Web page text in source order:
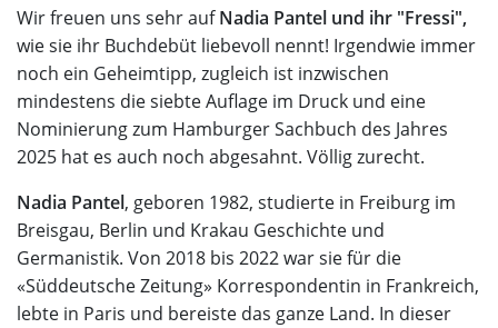
Wir freuen uns sehr aufNadia Pantel und ihr "Fressi",
wie sie ihr Buchdebüt liebevoll nennt! Irgendwie immer
noch ein Geheimtipp, zugleich ist inzwischen
mindestens die siebte Auflage im Druck und eine
Nominierung zum Hamburger Sachbuch des Jahres
2025 hat es auch noch abgesahnt. Völlig zurecht.
Nadia Pantel, geboren 1982, studierte in Freiburg im
Breisgau, Berlin und Krakau Geschichte und
Germanistik. Von 2018 bis 2022 war sie für die
«Süddeutsche Zeitung» Korrespondentin in Frankreich,
lebte in Paris und bereiste das ganze Land. In dieser